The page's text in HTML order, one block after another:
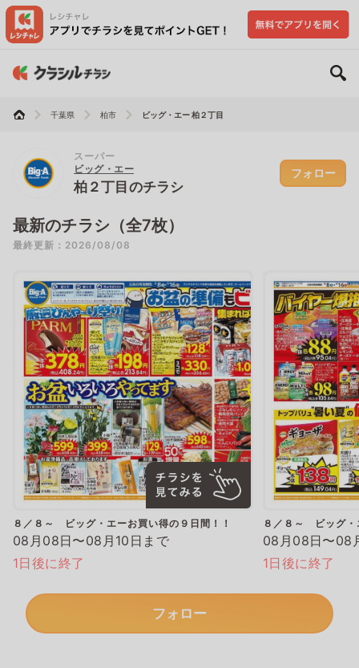
千葉県 柏市 ビッグ・エー 柏２丁目
スーパー
ビッグ・エー
柏２丁目のチラシ
フォロー
最新のチラシ（全7枚）
最終更新：2026/08/08
８／８～ ビッグ・エーお買い得の９日間！！
08月08日〜08月10日まで
1日後に終了
８／８～ ビッグ・
08月08日〜08
1日後に終了
フォロー